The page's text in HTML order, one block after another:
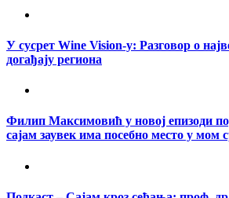
У сусрет Wine Vision-у: Разговор о
догађају региона
Филип Максимовић у новој епизоди
сајам заувек има посебно место у мом